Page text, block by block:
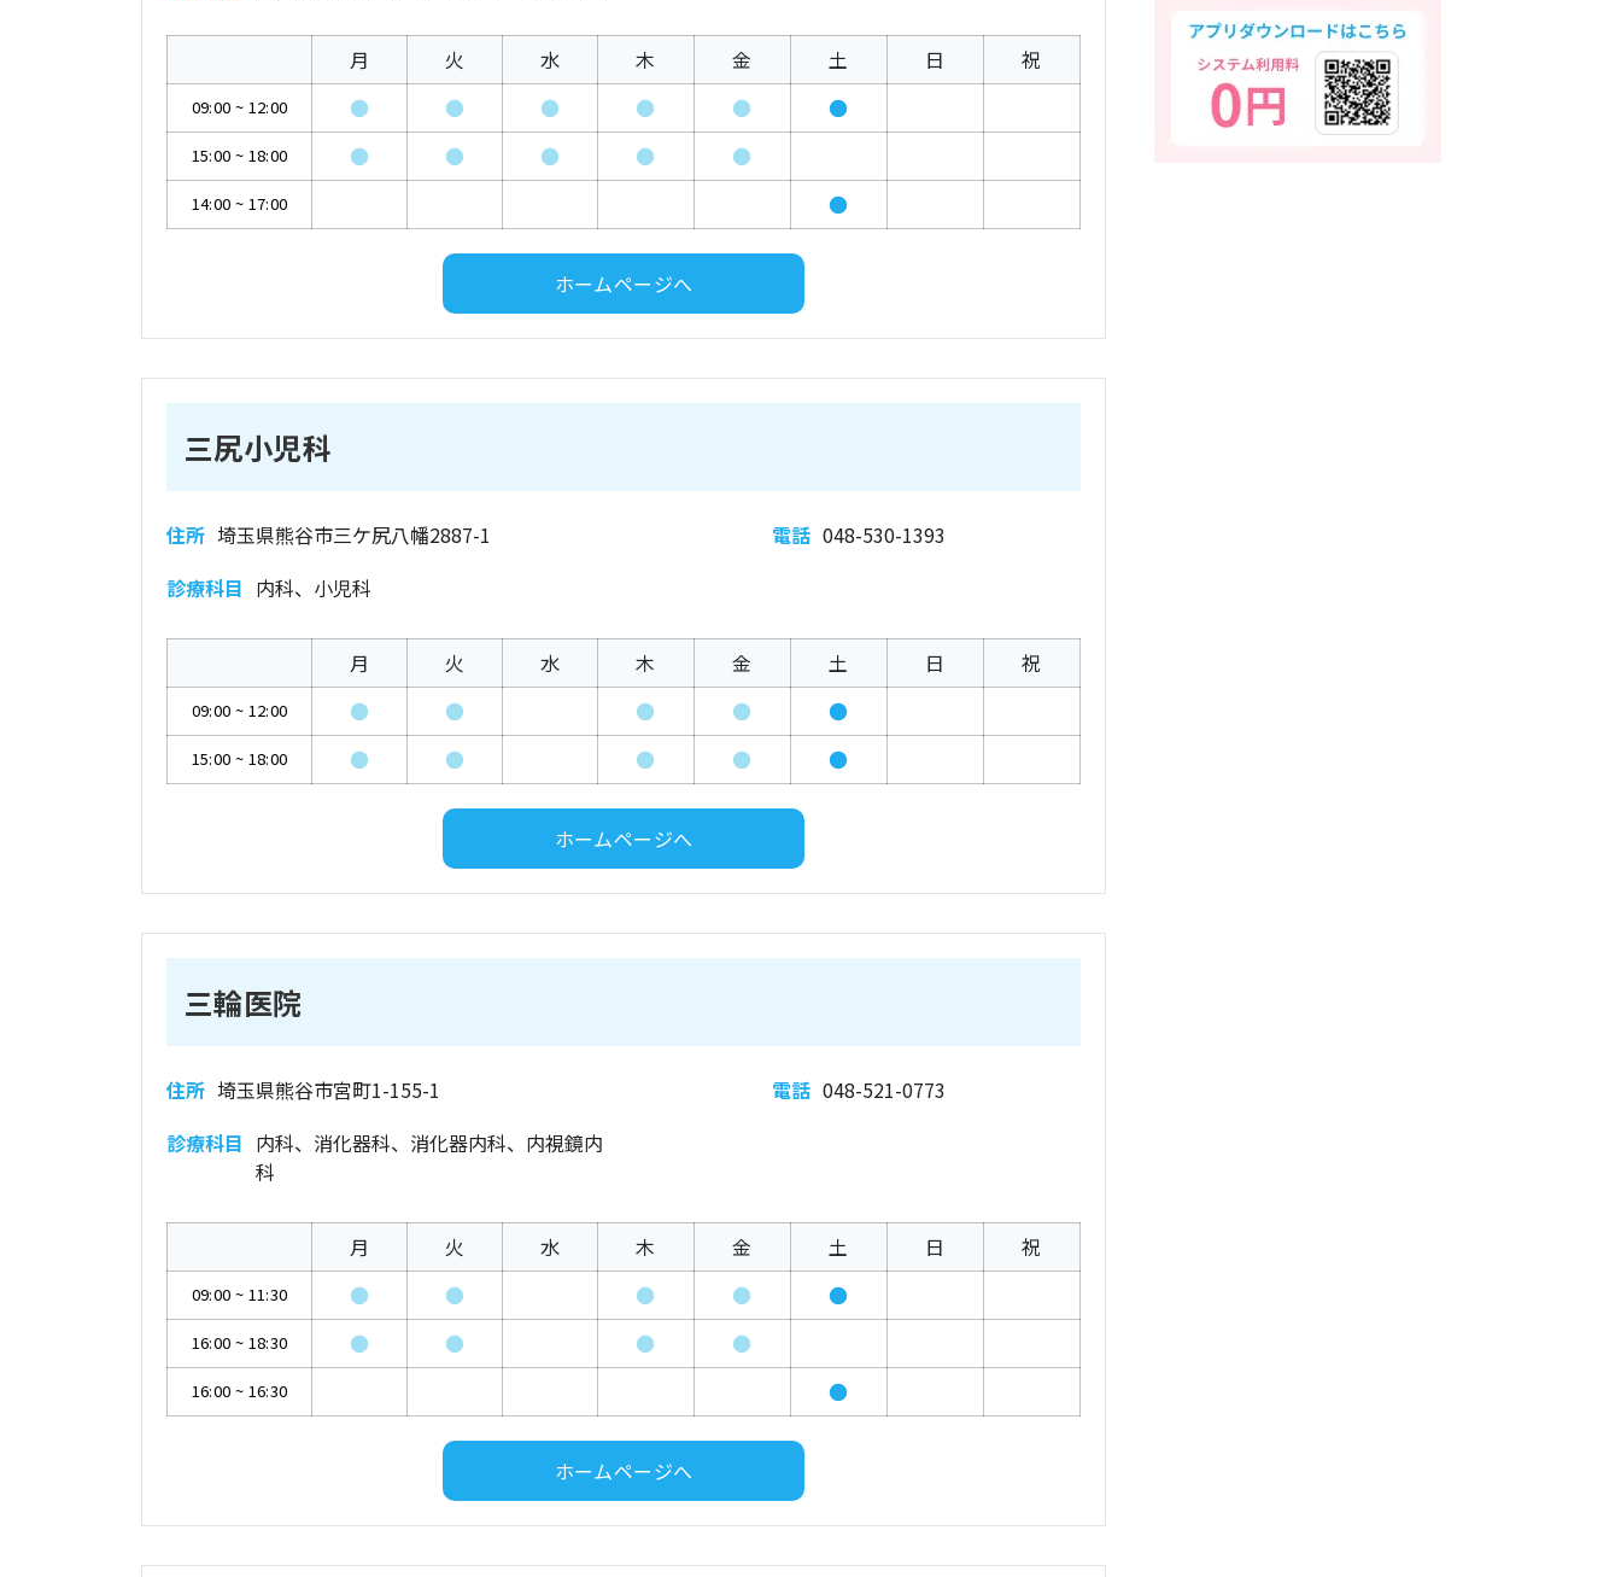
月 火 水 木 金 土 日 祝
09:00 ~ 12:00 ● ● ● ● ● ●
15:00 ~ 18:00 ● ● ● ● ●
14:00 ~ 17:00 ●
ホームページへ
三尻小児科
住所 埼玉県熊谷市三ケ尻八幡2887-1 電話 048-530-1393
診療科目 内科、小児科
月 火 水 木 金 土 日 祝
09:00 ~ 12:00 ● ● ● ● ●
15:00 ~ 18:00 ● ● ● ● ●
ホームページへ
三輪医院
住所 埼玉県熊谷市宮町1-155-1 電話 048-521-0773
診療科目 内科、消化器科、消化器内科、内視鏡内
科
月 火 水 木 金 土 日 祝
09:00 ~ 11:30 ● ● ● ● ●
16:00 ~ 18:30 ● ● ● ●
16:00 ~ 16:30 ●
ホームページへ